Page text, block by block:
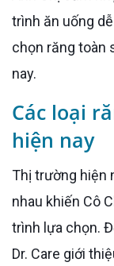
trình ăn uống
chọn răng toàn
nay.
Các loại
hiện nay
Thị trường hiện nay có nhiều loại răng toàn sứ khác
nhau khiến Cô
trình lựa chọn.
Dr. Care giới